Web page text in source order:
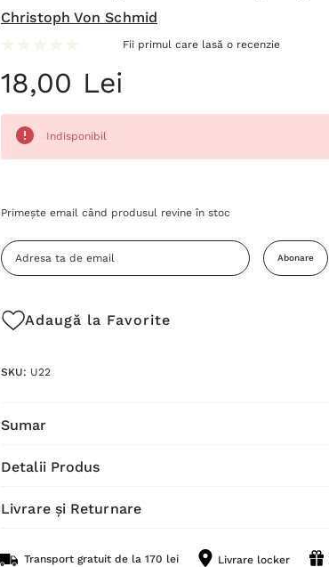
Christoph Von Schmid
Fii primul care lasă o recenzie
18,00 Lei
Indisponibil
Grăbește-
Stocul
curent
Primește email când produsul revine în stoc
Abonare
Adaugă la Favorite
SKU: U22
Sumar
Detalii Produs
Livrare și Returnare
Transport gratuit de la 170 lei Livrare locker